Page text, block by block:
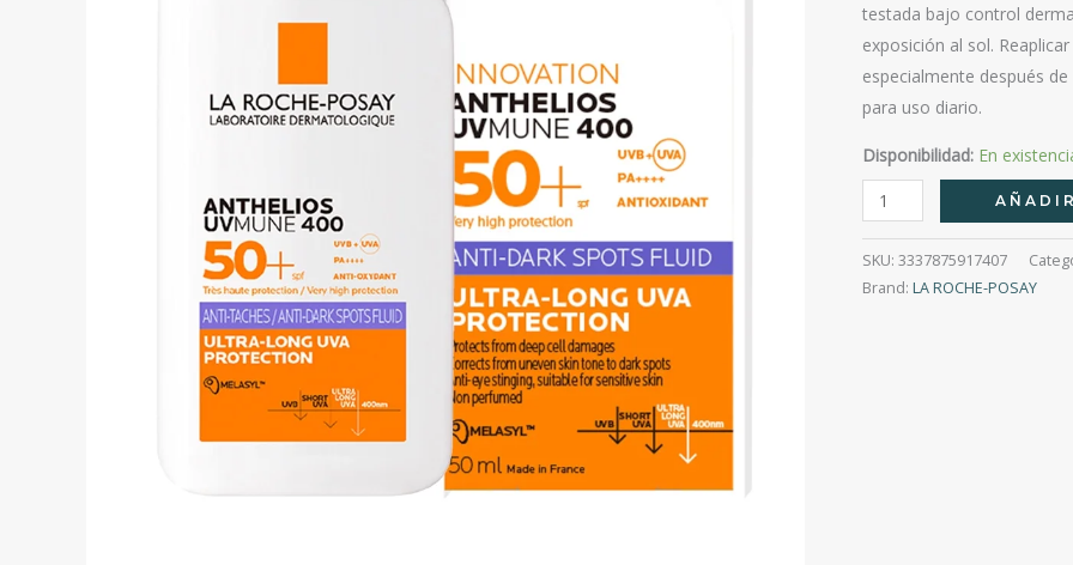
testada bajo control
exposición al sol.
especialmente después
para uso diario.
Disponibilidad: En
Anthelios
Uv
Mune
400
SKU: 3337875917407
Brand: LA ROCHE-POSAY